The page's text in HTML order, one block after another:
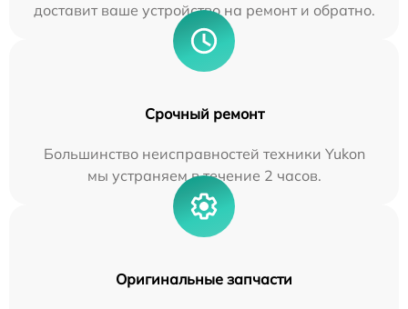
доставит ваше устройство на ремонт и обратно.
Срочный ремонт
Большинство неисправностей техники Yukon
мы устраняем в течение 2 часов.
Оригинальные запчасти